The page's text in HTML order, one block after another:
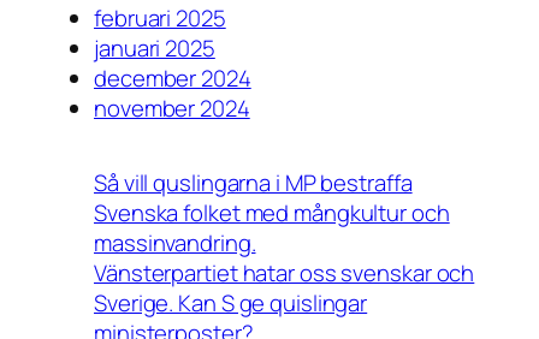
februari 2025
januari 2025
december 2024
november 2024
Så vill quslingarna i MP bestraffa
Svenska folket med mångkultur och
massinvandring.
Vänsterpartiet hatar oss svenskar och
Sverige. Kan S ge quislingar